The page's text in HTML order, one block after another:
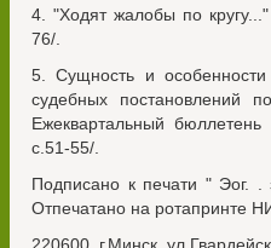
4. "Ходят жалобы по
76/.
5. Сущность и особенности
судебных постановлений
Ежеквартальный
с.51-55/.
Подписано к печати " Эог.
Отпечатано на